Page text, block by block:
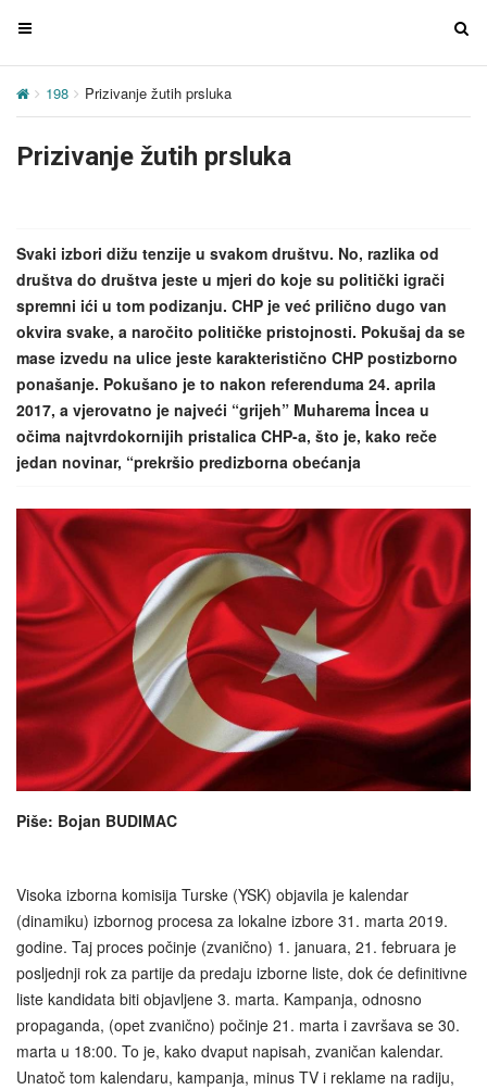
T
g
e
i
g
a
t
i
o
n
T
t
i
198 Prizivanje žutih prsluka
Prizivanje žutih prsluka
Svaki izbori dižu tenzije u svakom društvu. No, razlika od
društva do društva jeste u mjeri do koje su politički igrači
spremni ići u tom podizanju. CHP je već prilično dugo van
okvira svake, a naročito političke pristojnosti. Pokušaj da se
mase izvedu na ulice jeste karakteristično CHP postizborno
ponašanje. Pokušano je to nakon referenduma 24. aprila
2017, a vjerovatno je najveći “grijeh” Muharema İncea u
očima najtvrdokornijih pristalica CHP-a, što je, kako reče
jedan novinar, “prekršio predizborna obećanja
Piše: Bojan BUDIMAC
Visoka izborna komisija Turske (YSK) objavila je kalendar
(dinamiku) izbornog procesa za lokalne izbore 31. marta 2019.
godine. Taj proces počinje (zvanično) 1. januara, 21. februara je
posljednji rok za partije da predaju izborne liste, dok će definitivne
liste kandidata biti objavljene 3. marta. Kampanja, odnosno
propaganda, (opet zvanično) počinje 21. marta i završava se 30.
marta u 18:00. To je, kako dvaput napisah, zvaničan kalendar.
Unatoč tom kalendaru, kampanja, minus TV i reklame na radiju,